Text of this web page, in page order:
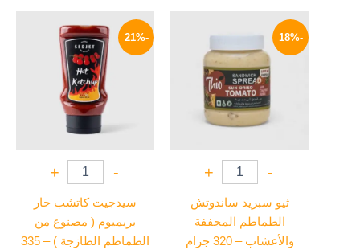
-18%
-
+
ثيو سبريد ساندوتش
الطماطم المجففة
والأعشاب – 320 جرام
60 EGP.
49 EGP.
-21%
-
+
سيدجيت كاتشب حار
بريميوم ( مصنوع من
الطماطم الطازجة ) – 335
الأصلي
هو:
100 EGP.
الحالي
هو:
79 EGP.